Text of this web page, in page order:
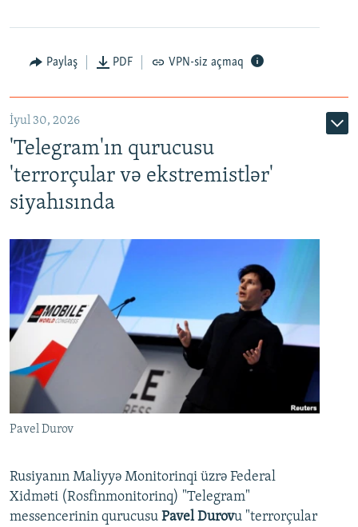
Paylaş PDF VPN-siz açmaq
İyul 30, 2026
'Telegram'ın qurucusu
'terrorçular və ekstremistlər'
siyahısında
Pavel Durov
Rusiyanın Maliyyə Monitorinqi üzrə Federal
Xidməti (Rosfinmonitorinq) "Telegram"
messencerinin qurucusu Pavel Durovu "terrorçular